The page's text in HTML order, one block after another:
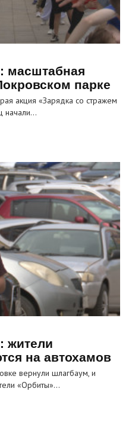
масштабная
парке
акция «Зарядка со стражем
начали…
жители
на автохамов
вернули шлагбаум, и
«Орбиты»…